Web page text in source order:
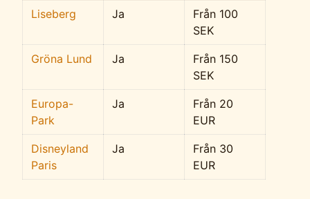
Liseberg Ja
Från 100
SEK
Gröna Lund Ja
Från 150
SEK
Europa-
Park
Ja
Från 20
EUR
Disneyland
Paris
Ja
Från 30
EUR